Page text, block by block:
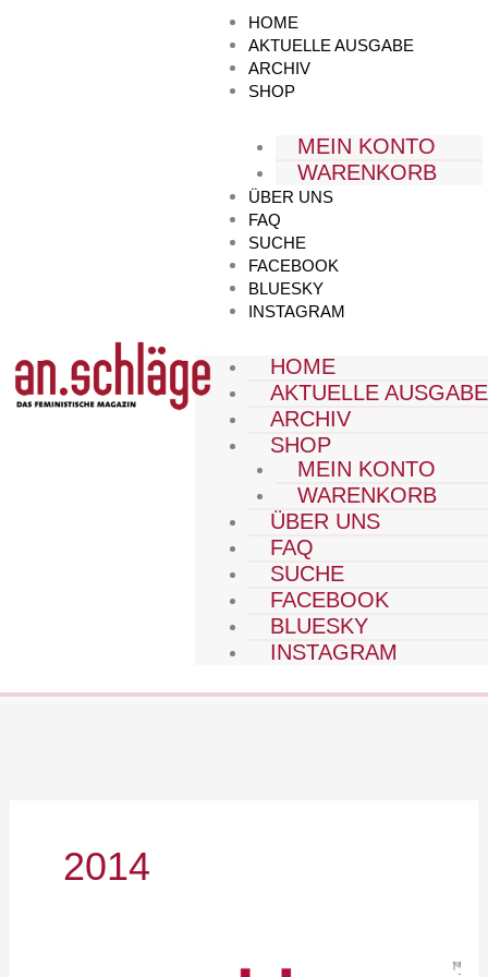
HOME
AKTUELLE AUSGABE
ARCHIV
SHOP
MEIN KONTO
WARENKORB
ÜBER UNS
FAQ
SUCHE
FACEBOOK
BLUESKY
INSTAGRAM
HOME
AKTUELLE AUSGABE
ARCHIV
SHOP
MEIN KONTO
WARENKORB
ÜBER UNS
FAQ
SUCHE
FACEBOOK
BLUESKY
INSTAGRAM
2014